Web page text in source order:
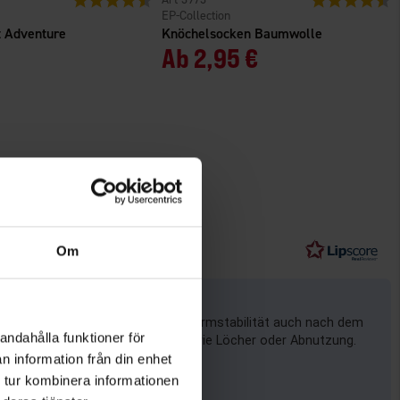
Om
funktioner för
information från din enhet
kombinera informationen
Adventure Knöchelsocken Baumwolle
EP-Collection
Ab2,95 €
den günstigen Preis und die Formstabilität auch nach dem
Probleme mit der Haltbarkeit, wie Löcher oder Abnutzung.